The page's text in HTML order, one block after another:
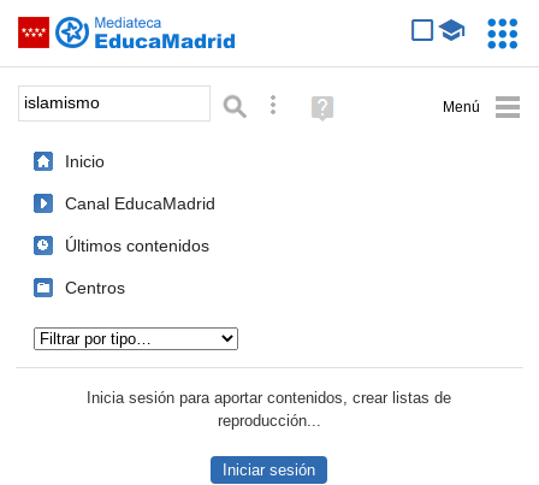
Saltar navegación
Palabra o frase: Búsqueda avanzada
Ayuda
(en
Inicio
Canal EducaMadrid
Últimos contenidos
Centros
Inicia sesión para aportar contenidos, crear listas de
reproducción...
Iniciar sesión